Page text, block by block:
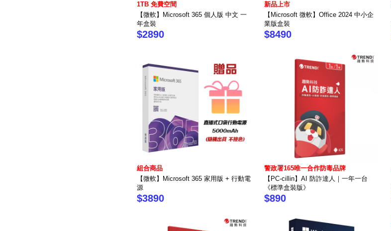
1TB 免費空間
【微軟】Microsoft 365 個人版 中文 一
年盒裝
$2890
新品上市
【Microsoft 微軟】Office 2024 中小企
業版盒裝
$8490
組合商品
【微軟】Microsoft 365 家用版 + 行動電
源
$3890
警政署165唯一合作防毒品牌
【PC-cillin】AI 防詐達人｜一年一台
《標準盒裝版》
$890